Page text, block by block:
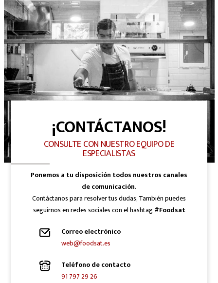
¡CONTÁCTANOS!
CONSULTE CON NUESTRO EQUIPO DE
ESPECIALISTAS
Ponemos a tu disposición todos nuestros canales
de comunicación.
Contáctanos para resolver tus dudas, También puedes
seguirnos en redes sociales con el hashtag#Foodsat
Correo electrónico
web@foodsat.es
Teléfono de contacto
91 797 29 26